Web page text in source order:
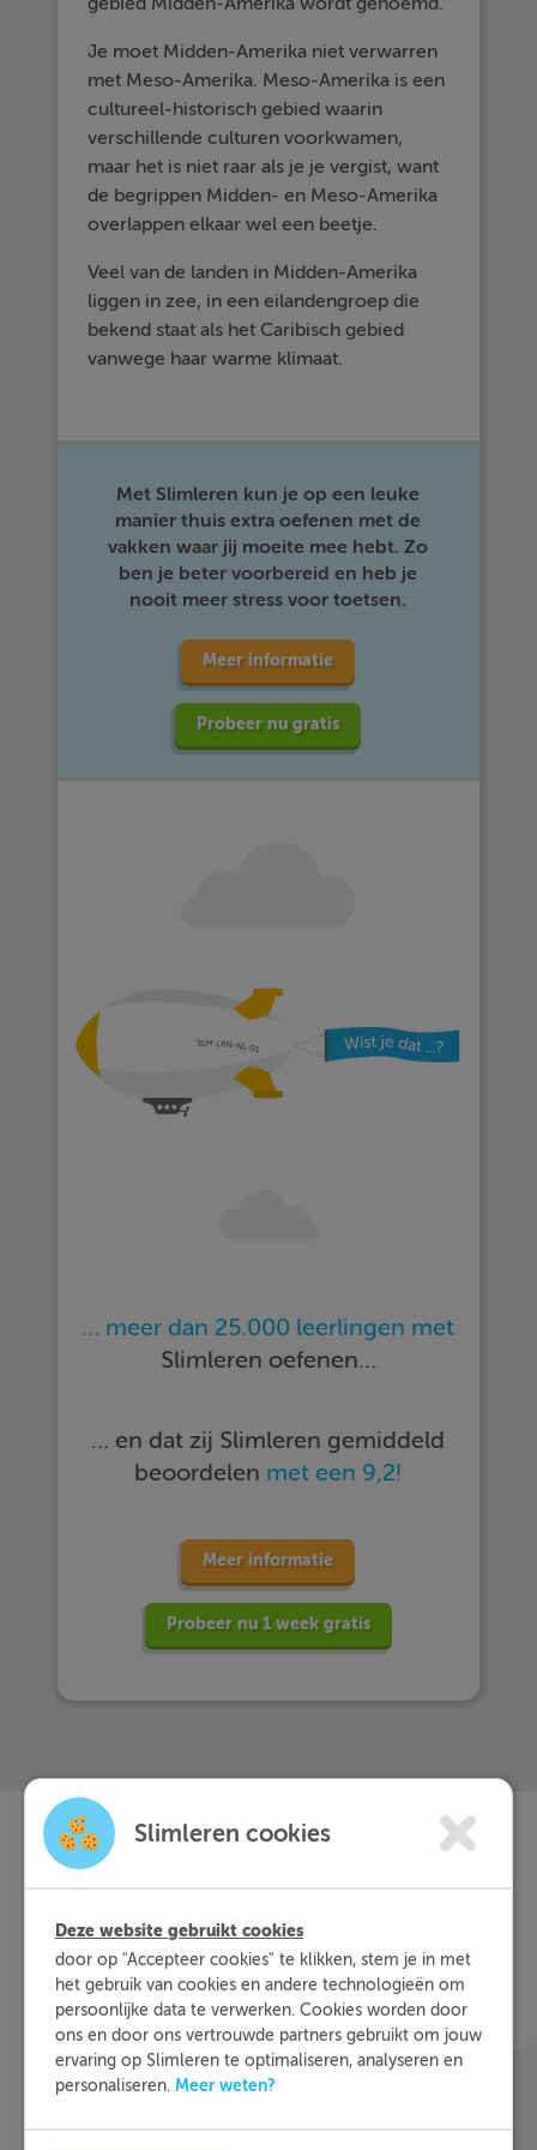
Je moet Midden-Amerika niet verwarren
met Meso-Amerika. Meso-Amerika is een
cultureel-historisch gebied waarin
verschillende culturen voorkwamen,
maar het is niet raar als je je vergist, want
de begrippen Midden- en Meso-Amerika
overlappen elkaar wel een beetje.
Veel van de landen in Midden-Amerika
liggen in zee, in een eilandengroep die
bekend staat als het Caribisch gebied
vanwege haar warme klimaat.
Met Slimleren kun je op een leuke
manier thuis extra oefenen met de
vakken waar jij moeite mee hebt. Zo
ben je beter voorbereid en heb je
nooit meer stress voor toetsen.
Meer informatie
Probeer nu gratis
… meer dan 25.000 leerlingen met
Slimleren oefenen…
… en dat zij Slimleren gemiddeld
beoordelen met een 9,2!
Meer informatie
Probeer nu 1 week gratis
Wat isSlimlerennou
eigenlijk?
Met Slimleren oefen je online voor de vakken
waar je nog wat moeite mee hebt, waar en
wanneer je maar wilt. Theorie-uitleg, video-
colleges, vuistregels en meer helpen jou om de
ieder fout gegeven antwoord direct een heldere
Slimleren cookies
Deze website gebruikt cookies
door op "Accepteer cookies" te klikken, stem je in met
het gebruik van cookies en andere technologieën om
persoonlijke data te verwerken. Cookies worden door
ons en door ons vertrouwde partners gebruikt om jouw
ervaring op Slimleren te optimaliseren, analyseren en
personaliseren. Meer weten?